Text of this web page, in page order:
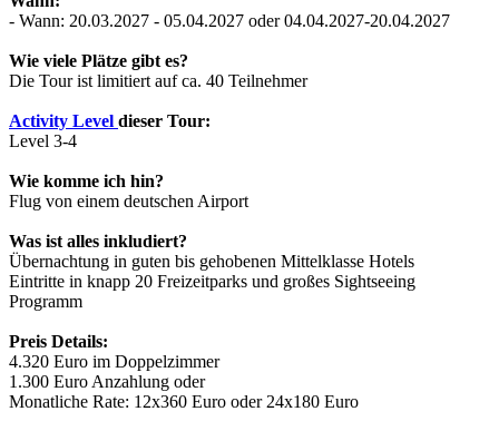
- Wann: 20.03.2027 - 05.04.2027 oder 04.04.2027-20.04.2027
Wie viele Plätze gibt es?
Die Tour ist limitiert auf ca. 40 Teilnehmer
Activity Level dieser Tour:
Level 3-4
Wie komme ich hin?
Flug von einem deutschen Airport
Was ist alles inkludiert?
Übernachtung in guten bis gehobenen Mittelklasse Hotels
Eintritte in knapp 20 Freizeitparks und großes Sightseeing
Programm
Preis Details:
4.320 Euro im Doppelzimmer
1.300 Euro Anzahlung oder
Monatliche Rate: 12x360 Euro oder 24x180 Euro